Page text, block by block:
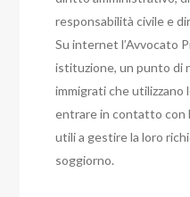
responsabilità civile e
Su internet l’Avvocato
istituzione, un punto di
immigrati che
entrare in contatto con
utili a gestire la loro
soggiorno.